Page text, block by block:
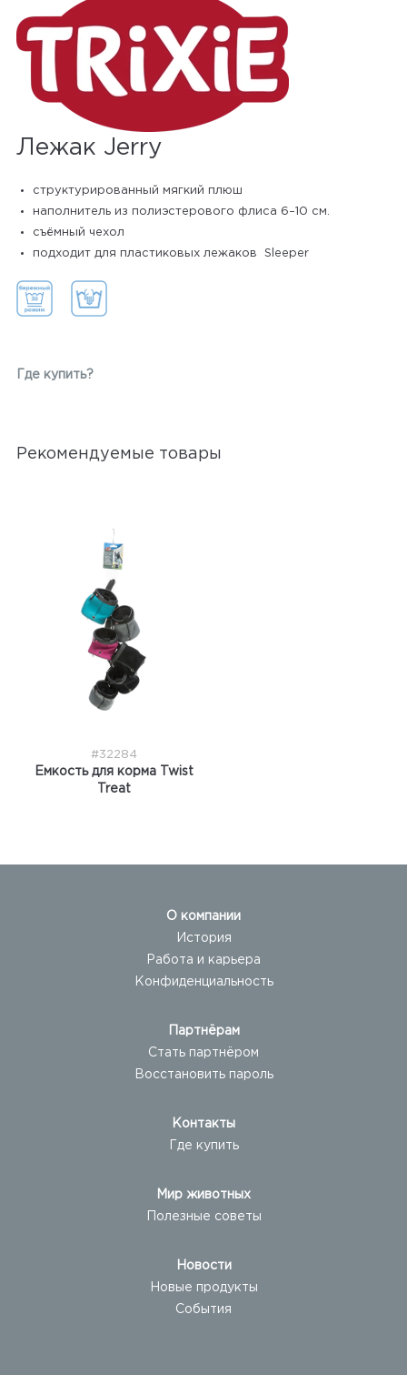
Лежак Jerry
структурированный мягкий плюш
наполнитель из полиэстерового флиса 6–10 см.
съёмный чехол
подходит для пластиковых лежаков Sleeper
Где купить?
Рекомендуемые товары
#32284
Емкость для корма Twist
Treat
О компании
История
Работа и карьера
Конфиденциальность
Партнёрам
Стать партнёром
Восстановить пароль
Контакты
Где купить
Мир животных
Полезные советы
Новости
Новые продукты
События